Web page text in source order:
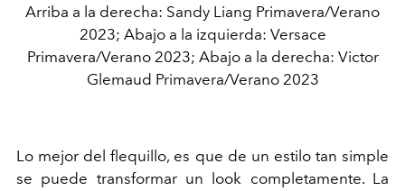
Arriba a la derecha: Sandy Liang Primavera/Verano
2023; Abajo a la izquierda: Versace
Primavera/Verano 2023; Abajo a la derecha: Victor
Glemaud Primavera/Verano 2023
Lo mejor del flequillo, es que de un estilo tan simple
se puede transformar un look completamente. La